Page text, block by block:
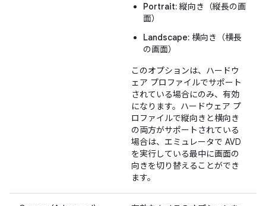
Portrait: 縦向き（縦長の画
面）
Landscape: 横向き（横長
の画面）
このオプションは、ハードウ
ェア プロファイルでサポート
されている場合にのみ、有効
になります。ハードウェア プ
ロファイルで縦向きと横向き
の両方がサポートされている
場合は、エミュレータで AVD
を実行している最中に画面の
向きを切り替えることができ
ます。